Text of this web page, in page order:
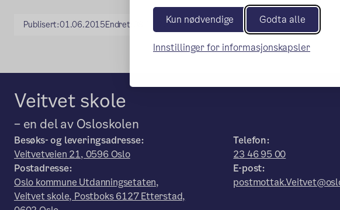
Kun nødvendige Godta alle
Innstillinger for informasjonskapsler
Publisert:01.06.2015Endret: 08.11.2019
Veitvet skole
– en del av Osloskolen
Besøks- og leveringsadresse:
Veitvetveien 21, 0596 Oslo
Postadresse:
Oslo kommune Utdanningsetaten,
Veitvet skole, Postboks 6127 Etterstad,
Telefon:
23 46 95 00
E-post: